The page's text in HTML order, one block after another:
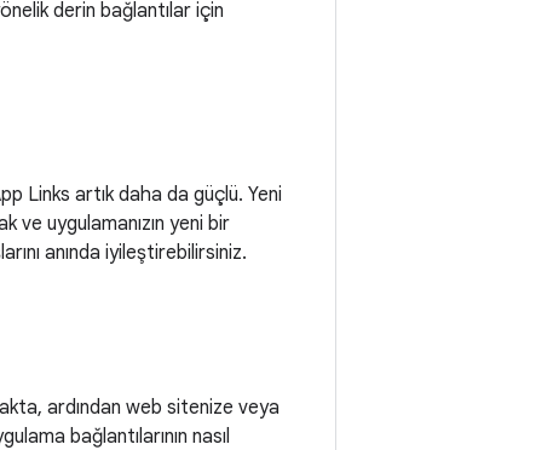
derin bağlantılar için
Links artık daha da güçlü. Yeni
ve uygulamanızın yeni bir
anında iyileştirebilirsiniz.
ardından web sitenize veya
bağlantılarının nasıl